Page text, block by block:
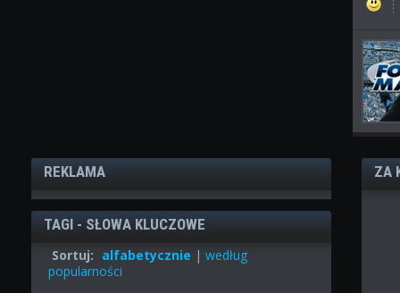
REKLAMA
TAGI - SŁOWA KLUCZOWE
Sortuj: alfabetycznie |według
popularności
ZA